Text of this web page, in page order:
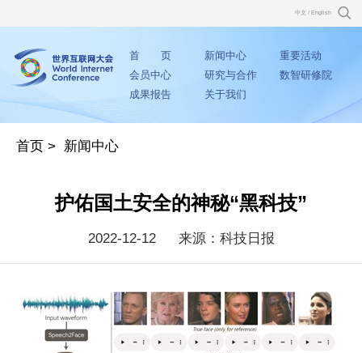
中文 / English
首 页 新闻中心
重要活动
会员中心
研究与合作
数智研修院
成果报告
关于我们
首页 > 新闻中心
护佑国土安全的神秘“黑科技”
2022-12-12 来源：科技日报